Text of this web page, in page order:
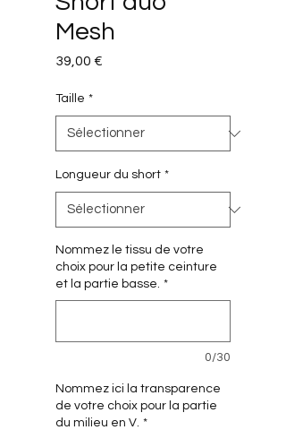
Mesh
39,00 €
Taille *
Longueur du short *
Nommez le tissu de votre
choix pour la petite ceinture
et la partie basse. *
0/30
Nommez ici la transparence
de votre choix pour la partie
du milieu en V. *